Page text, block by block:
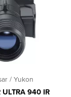
/ Yukon
ULTRA 940 IR